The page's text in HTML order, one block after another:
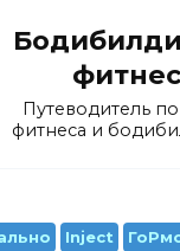
фитнес
Путеводитель
фитнеса и
Inject